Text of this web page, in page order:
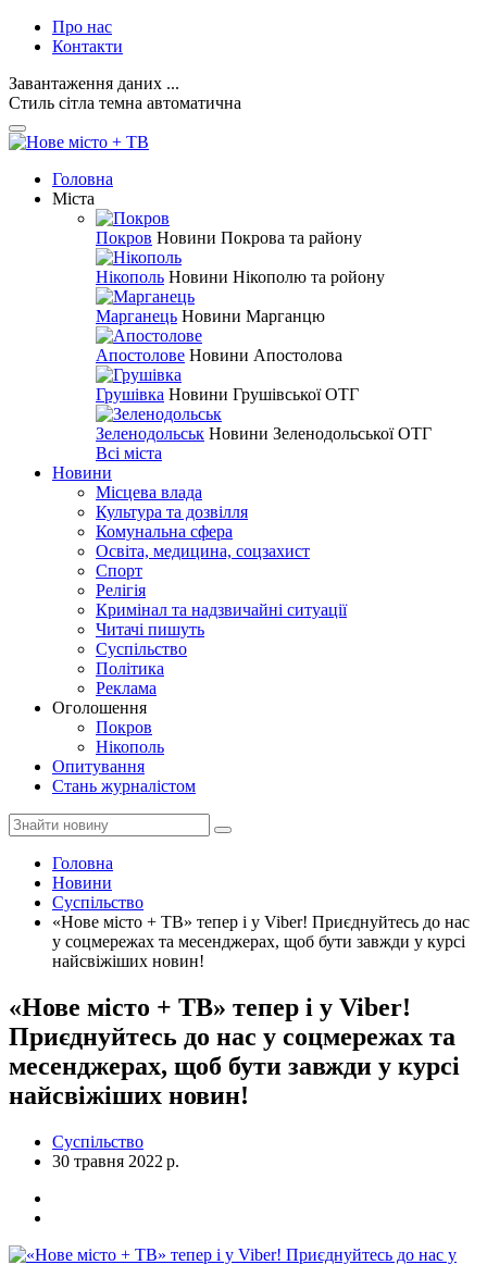
Про нас
Контакти
Завантаження даних ...
Стиль сітла темна автоматична
Головна
Міста
Покров Новини Покрова та району
Нікополь Новини Нікополю та ройону
Марганець Новини Марганцю
Апостолове Новини Апостолова
Грушівка Новини Грушівської ОТГ
Зеленодольськ Новини Зеленодольської ОТГ
Всі міста
Новини
Місцева влада
Культура та дозвілля
Комунальна сфера
Освіта, медицина, соцзахист
Спорт
Релігія
Кримінал та надзвичайні ситуації
Читачі пишуть
Суспільство
Політика
Реклама
Оголошення
Покров
Нікополь
Опитування
Стань журналістом
Головна
Новини
Суспільство
«Нове місто + ТВ» тепер і у Viber! Приєднуйтесь до нас
у соцмережах та месенджерах, щоб бути завжди у курсі
найсвіжіших новин!
«Нове місто + ТВ» тепер і у Viber!
Приєднуйтесь до нас у соцмережах та
месенджерах, щоб бути завжди у курсі
найсвіжіших новин!
Суспільство
30 травня 2022 р.